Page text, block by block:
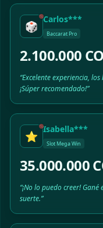
🎲
Carlos***
Baccarat Pro
2.100.000
“Excelente experiencia,
¡Súper recomendado!”
⭐
Isabella***
Slot Mega Win
35.000.000
“¡No lo puedo creer!
suerte.”